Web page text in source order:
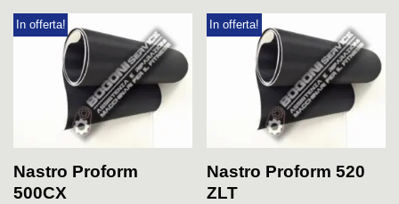
In offerta!
Nastro Proform
500CX
In offerta!
Nastro Proform 520
ZLT